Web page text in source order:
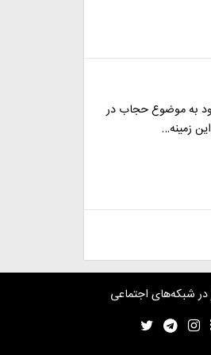
به موضوع حجاب در
زمینه…
در شبکه‌های اجتماعی